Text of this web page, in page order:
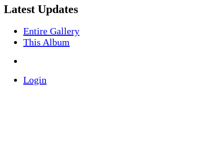
Latest Updates
Entire Gallery
This Album
Login